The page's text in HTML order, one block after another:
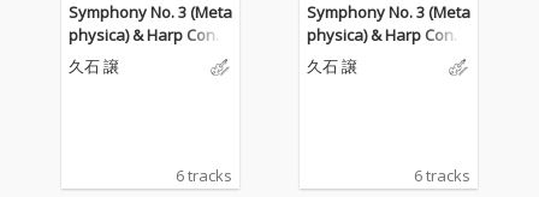
Symphony No. 3 (Meta
physica) & Harp Conce
rto
久石 譲
6 tracks
Symphony No. 3 (Meta
physica) & Harp Conce
rto
久石 譲
6 tracks